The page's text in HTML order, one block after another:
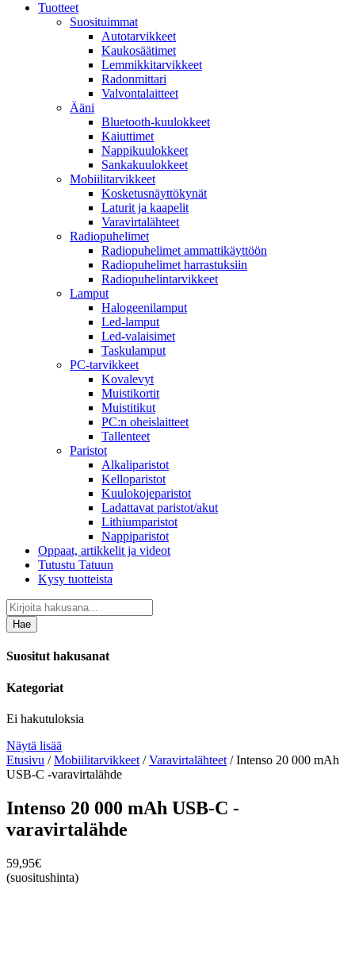
Tuotteet
Suosituimmat
Autotarvikkeet
Kaukosäätimet
Lemmikkitarvikkeet
Radonmittari
Valvontalaitteet
Ääni
Bluetooth-kuulokkeet
Kaiuttimet
Nappikuulokkeet
Sankakuulokkeet
Mobiilitarvikkeet
Kosketusnäyttökynät
Laturit ja kaapelit
Varavirtalähteet
Radiopuhelimet
Radiopuhelimet ammattikäyttöön
Radiopuhelimet harrastuksiin
Radiopuhelintarvikkeet
Lamput
Halogeenilamput
Led-lamput
Led-valaisimet
Taskulamput
PC-tarvikkeet
Kovalevyt
Muistikortit
Muistitikut
PC:n oheislaitteet
Tallenteet
Paristot
Alkaliparistot
Kelloparistot
Kuulokojeparistot
Ladattavat paristot/akut
Lithiumparistot
Nappiparistot
Oppaat, artikkelit ja videot
Tutustu Tatuun
Kysy tuotteista
Hae
Suositut hakusanat
Kategoriat
Ei hakutuloksia
Näytä lisää
Etusivu /Mobiilitarvikkeet /Varavirtalähteet / Intenso 20 000 mAh
USB-C -varavirtalähde
Intenso 20 000 mAh USB-C -
varavirtalähde
59,95€
(suositushinta)